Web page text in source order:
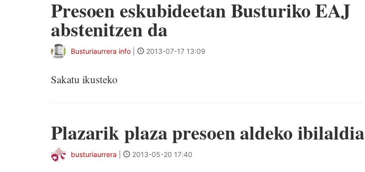
Presoen eskubideetan Busturiko EAJ
abstenitzen da
Busturiaurrera info 2013-07-17 13:09
Sakatu ikusteko
Plazarik plaza presoen aldeko ibilaldia
busturiaurrera 2013-05-20 17:40